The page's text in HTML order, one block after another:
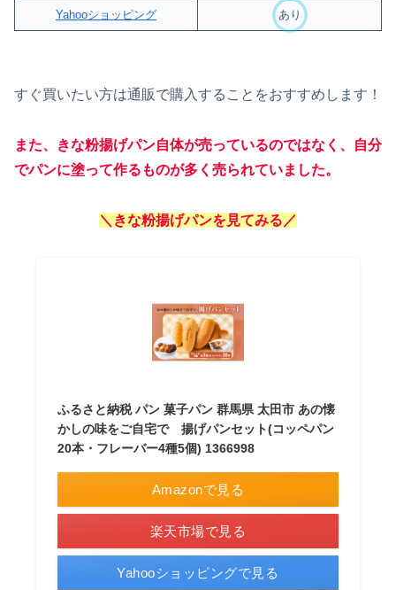
Yahooショッピング あり
すぐ買いたい方は通販で購入することをおすすめします！
また、きな粉揚げパン自体が売っているのではなく、自分
でパンに塗って作るものが多く売られていました。
＼きな粉揚げパンを見てみる／
ふるさと納税 パン 菓子パン 群馬県 太田市 あの懐
かしの味をご自宅で 揚げパンセット(コッペパン
20本・フレーバー4種5個) 1366998
Amazonで見る
楽天市場で見る
Yahooショッピングで見る